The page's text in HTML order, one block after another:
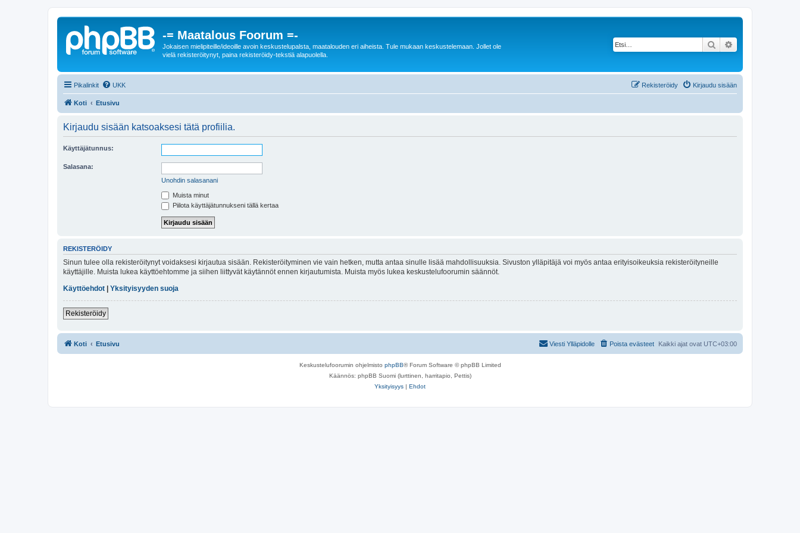
-= Maatalous Foorum =-
Jokaisen mielipiteille/ideoille avoin keskustelupalsta, maatalouden eri aiheista. Tule mukaan keskustelemaan. Jollet ole
vielä rekisteröitynyt, paina rekisteröidy-tekstiä alapuolella.
Etsi
Pikalinkit UKK Kirjaudu sisään
Rekisteröidy
Koti Etusivu
Kirjaudu sisään katsoaksesi tätä profiilia.
Käyttäjätunnus:
Salasana:
Unohdin salasanani
Muista minut
Piilota käyttäjätunnukseni tällä kertaa
REKISTERÖIDY
Sinun tulee olla rekisteröitynyt voidaksesi kirjautua sisään. Rekisteröityminen vie vain hetken, mutta antaa sinulle lisää mahdollisuuksia. Sivuston ylläpitäjä voi myös antaa erityisoikeuksia rekisteröityneille
käyttäjille. Muista lukea käyttöehtomme ja siihen liittyvät käytännöt ennen kirjautumista. Muista myös lukea keskustelufoorumin säännöt.
Käyttöehdot
Yksityisyyden suoja
Rekisteröidy
Koti Etusivu Kaikki ajat ovat UTC+03:00
Poista evästeet
Viesti Ylläpidolle
Keskustelufoorumin ohjelmisto phpBB® Forum Software © phpBB Limited
Käännös: phpBB Suomi (lurttinen, harritapio, Pettis)
Yksityisyys | Ehdot